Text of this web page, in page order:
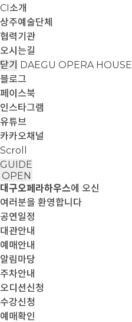
CI소개
상주예술단체
협력기관
오시는길
닫기 DAEGU OPERA HOUSE
블로그
페이스북
인스타그램
유튜브
카카오채널
Scroll
GUIDE
OPEN
대구오페라하우스에 오신
여러분을 환영합니다
공연일정
대관안내
예매안내
알림마당
주차안내
오디션신청
수강신청
예매확인